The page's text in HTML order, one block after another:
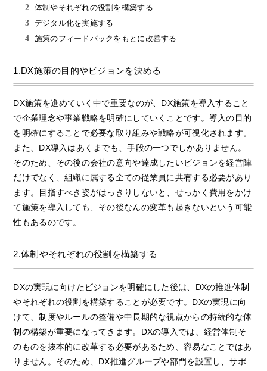
体制やそれぞれの役割を構築する
デジタル化を実施する
施策のフィードバックをもとに改善する
1.DX施策の目的やビジョンを決める
DX施策を進めていく中で重要なのが、DX施策を導入すること
で企業理念や事業戦略を明確にしていくことです。導入の目的
を明確にすることで必要な取り組みや戦略が可視化されます。
また、DX導入はあくまでも、手段の一つでしかありません。
そのため、その後の会社の意向や達成したいビジョンを経営陣
だけでなく、組織に属する全ての従業員に共有する必要があり
ます。目指すべき姿がはっきりしないと、せっかく費用をかけ
て施策を導入しても、その後なんの変革も起きないという可能
性もあるのです。
2.体制やそれぞれの役割を構築する
DXの実現に向けたビジョンを明確にした後は、DXの推進体制
やそれぞれの役割を構築することが必要です。DXの実現に向
けて、制度やルールの整備や中長期的な視点からの持続的な体
制の構築が重要になってきます。DXの導入では、経営体制そ
のものを抜本的に改革する必要があるため、容易なことではあ
りません。そのため、DX推進グループや部門を設置し、サポ